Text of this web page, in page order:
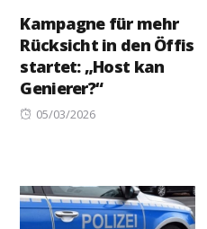
Kampagne für mehr
Rücksicht in den Öffis
startet: „Host kan
Genierer?“
Posted
05/03/2026